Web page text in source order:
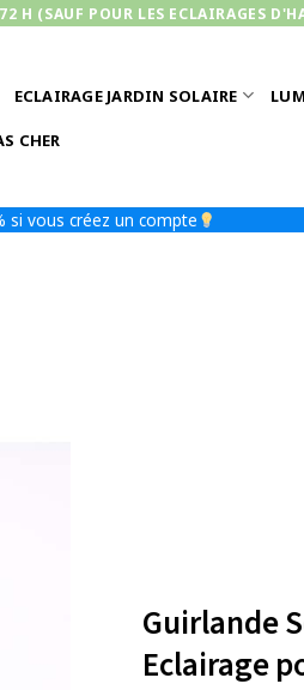
H (SAUF POUR LES ECLAIRAGES
ECLAIRAGE JARDIN SOLAIRE
CHER
si vous créez un compte
Guirlande
Eclairage